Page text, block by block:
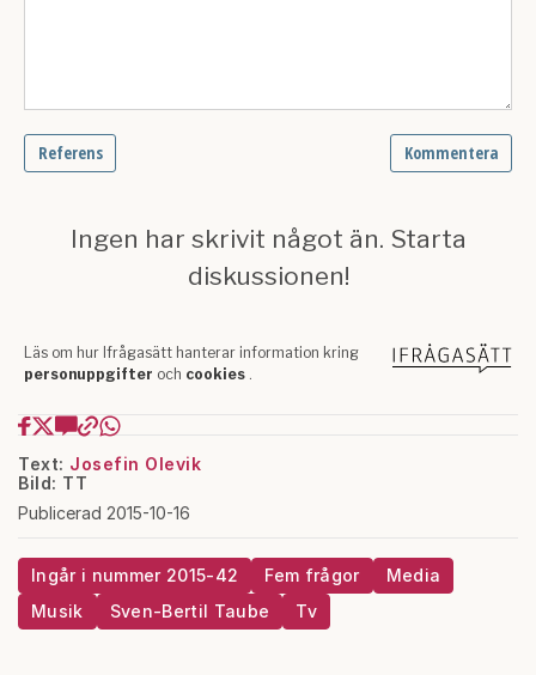
Text: Josefin Olevik
Bild: TT
Publicerad 2015-10-16
Ingår i nummer 2015-42 Fem frågor
Media
Musik
Sven-Bertil Taube Tv